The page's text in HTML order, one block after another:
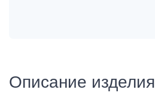
Описание изделия